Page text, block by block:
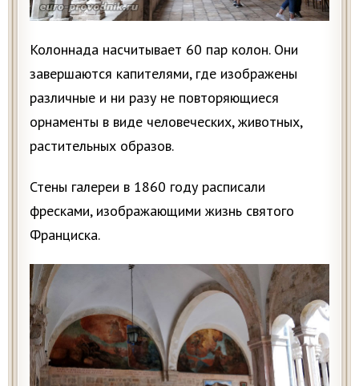
Колоннада насчитывает 60 пар колон. Они
завершаются капителями, где изображены
различные и ни разу не повторяющиеся
орнаменты в виде человеческих, животных,
растительных образов.
Стены галереи в 1860 году расписали
фресками, изображающими жизнь святого
Франциска.